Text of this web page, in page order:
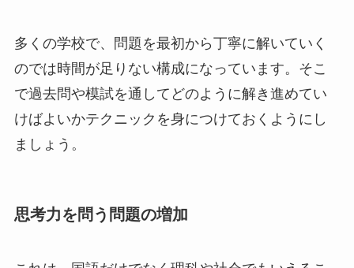
多くの学校で、問題を最初から丁寧に解いていく
のでは時間が足りない構成になっています。そこ
で過去問や模試を通してどのように解き進めてい
けばよいかテクニックを身につけておくようにし
ましょう。
思考力を問う問題の増加